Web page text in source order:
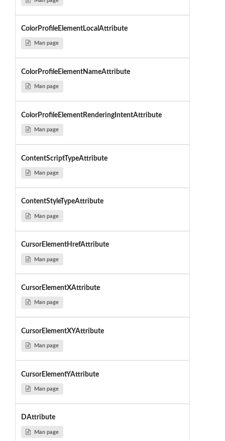
ColorProfileElementLocalAttribute
Man page
ColorProfileElementNameAttribute
Man page
ColorProfileElementRenderingIntentAttribute
Man page
ContentScriptTypeAttribute
Man page
ContentStyleTypeAttribute
Man page
CursorElementHrefAttribute
Man page
CursorElementXAttribute
Man page
CursorElementXYAttribute
Man page
CursorElementYAttribute
Man page
DAttribute
Man page